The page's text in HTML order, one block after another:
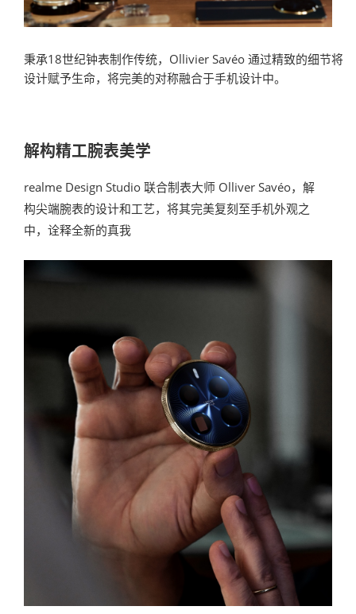
秉承18世纪钟表制作传统，Ollivier Savéo 通过精致的细节将
设计赋予生命，将完美的对称融合于手机设计中。
解构精工腕表美学
realme Design Studio 联合制表大师 Olliver Savéo，解
构尖端腕表的设计和工艺，将其完美复刻至手机外观之
中，诠释全新的真我